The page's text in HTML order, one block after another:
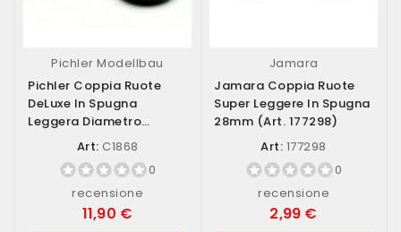
Pichler Modellbau
Pichler Coppia Ruote
DeLuxe In Spugna
Leggera Diametro
105mm (art. C1868)
Art: C1868
0
recensione
11,90 €
Jamara
Jamara Coppia Ruote
Super Leggere In Spugna
28mm (art. 177298)
Art: 177298
0
recensione
2,99 €